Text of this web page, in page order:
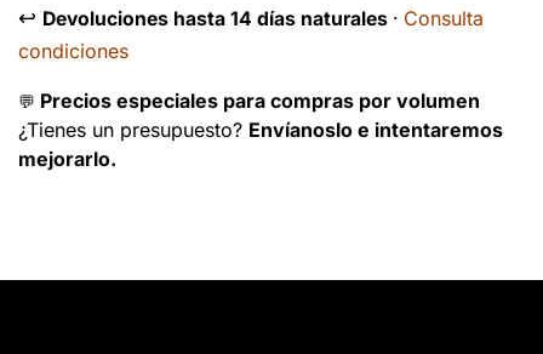
↩️ Devoluciones hasta 14 días naturales · Consulta
condiciones
💬 Precios especiales para compras por volumen
¿Tienes un presupuesto? Envíanoslo e intentaremos
mejorarlo.